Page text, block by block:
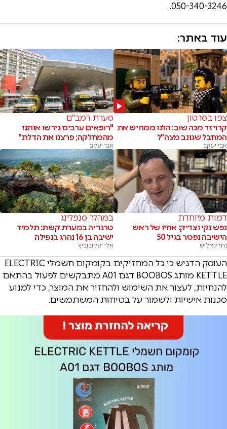
050-340-3246.
עוד באתר:
צפו בסרטון
קרויזר מכה שוב: הלגו ממחיש את
המחבל שגונב מצה"ל
אבי יעקב
סערת רמב"ם
"רופאים ערבים גירשו אותנו
מהמחלקה; פרצנו את הדלת"
אבי יעקב
דמות מיוחדת
נפש נקי וצדיק: אחיו של ראש
הישיבה נפטר בגיל 50
נתי קאליש
במהלך סנפלינג
טרגדיה במערת קשת: תלמיד
ישיבה בן 16 נהרג בנפילה
אלי יעקובוביץ
העוסק הדגיש כי כל המחזיקים בקומקום חשמלי ELECTRIC
KETTLE מותג BOOBOS דגם A01 מתבקשים לפעול בהתאם
להנחיות, לעצור את השימוש ולהחזיר את המוצר, כדי למנוע
סכנות אישיות ולשמור על בטיחות המשתמשים.